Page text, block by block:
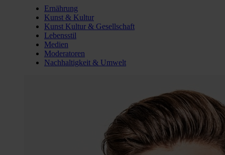
Ernährung
Kunst & Kultur
Kunst Kultur & Gesellschaft
Lebensstil
Medien
Moderatoren
Nachhaltigkeit & Umwelt